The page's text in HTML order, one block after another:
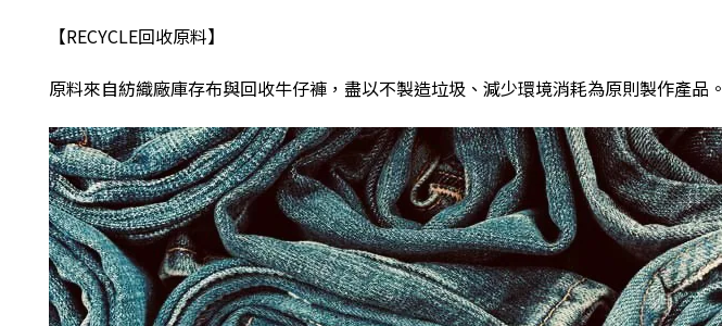
【RECYCLE回收原料】
原料來自紡織廠庫存布與回收牛仔褲，盡以不製造垃圾、減少環境消耗為原則製作產品。